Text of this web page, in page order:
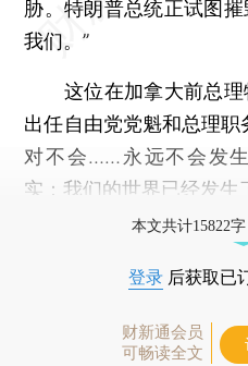
胁。特朗普总统正试图
我们。”
这位在加拿大前总理
出任自由党党魁和总理职
对不会……永远不会发
实：我们的世界已经发生
本文共计15822
登录 后获取已
财新通会员
可畅读全文